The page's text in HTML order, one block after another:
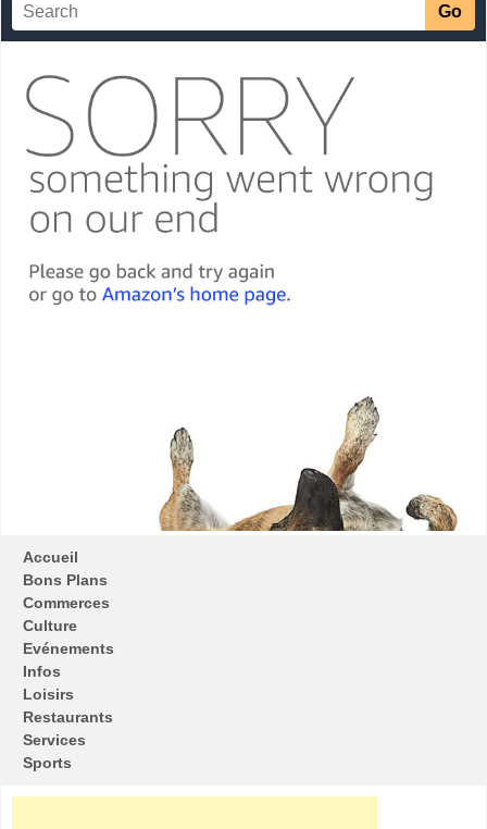
Accueil
Bons Plans
Commerces
Culture
Evénements
Infos
Loisirs
Restaurants
Services
Sports